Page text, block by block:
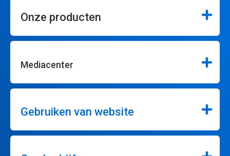
Onze producten
Mediacenter
Gebruiken van website